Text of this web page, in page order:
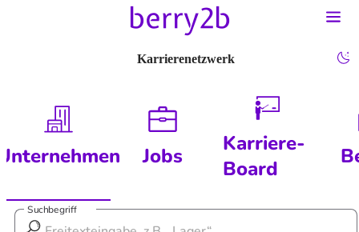
Karrierenetzwerk
Jobs
Karriere-
Board
Suchbegriff